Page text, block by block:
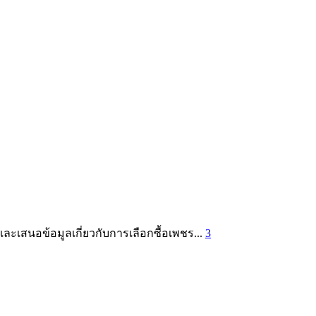
เสนอข้อมูลเกี่ยวกับการเลือกซื้อเพชร... 3